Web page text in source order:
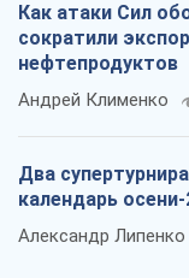
Как атаки Сил
сократили
нефтепродуктов
Андрей Клименко
Два
календарь
Александр Липенко